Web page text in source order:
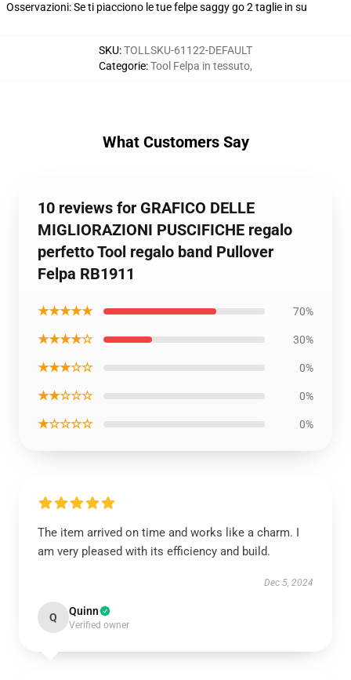
Osservazioni: Se ti piacciono le tue felpe saggy go 2 taglie in su
SKU:TOLLSKU-61122-DEFAULT
Categorie:Tool Felpa in tessuto,
What Customers Say
10 reviews for GRAFICO DELLE
MIGLIORAZIONI PUSCIFICHE regalo
perfetto Tool regalo band Pullover
Felpa RB1911
★★★★★ 70%
★★★★☆ 30%
★★★☆☆ 0%
★★☆☆☆ 0%
★☆☆☆☆ 0%
The item arrived on time and works like a charm. I
am very pleased with its efficiency and build.
Dec 5, 2024
Q Quinn
Verified owner